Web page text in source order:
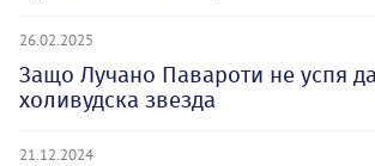
26.02.2025
Защо Лучано Павароти не успя
холивудска звезда
21.12.2024